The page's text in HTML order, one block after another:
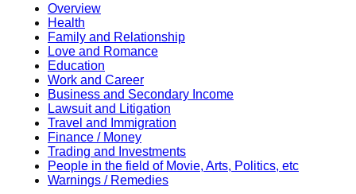
Overview
Health
Family and Relationship
Love and Romance
Education
Work and Career
Business and Secondary Income
Lawsuit and Litigation
Travel and Immigration
Finance / Money
Trading and Investments
People in the field of Movie, Arts, Politics, etc
Warnings / Remedies